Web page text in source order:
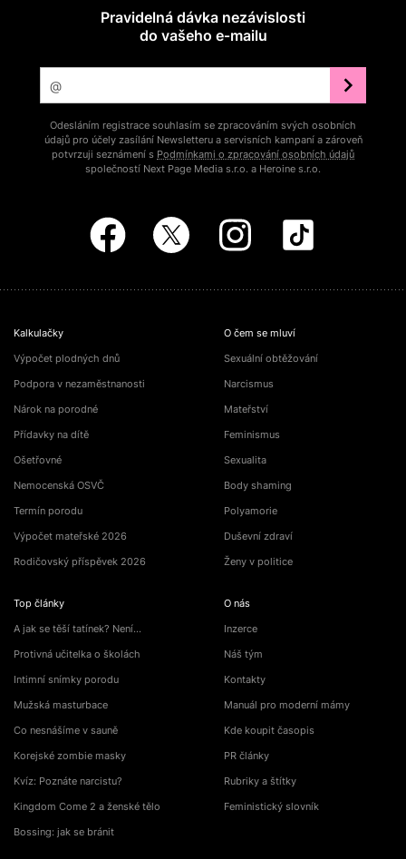
Pravidelná dávka nezávislosti
do vašeho e‑mailu
Odesláním registrace souhlasím se zpracováním svých osobních
údajů pro účely zasílání Newsletteru a servisních kampaní a zároveň
potvrzuji seznámení s Podmínkami o zpracování osobních údajů
společností Next Page Media s.r.o. a Heroine s.r.o.
Kalkulačky
Výpočet plodných dnů
Podpora v nezaměstnanosti
Nárok na porodné
Přídavky na dítě
Ošetřovné
Nemocenská OSVČ
Termín porodu
Výpočet mateřské 2026
Rodičovský příspěvek 2026
Top články
A jak se těší tatínek? Není…
Protivná učitelka o školách
Intimní snímky porodu
Mužská masturbace
Co nesnášíme v sauně
Korejské zombie masky
Kvíz: Poznáte narcistu?
Kingdom Come 2 a ženské tělo
Bossing: jak se bránit
O čem se mluví
Sexuální obtěžování
Narcismus
Mateřství
Feminismus
Sexualita
Body shaming
Polyamorie
Duševní zdraví
Ženy v politice
O nás
Inzerce
Náš tým
Kontakty
Manuál pro moderní mámy
Kde koupit časopis
PR články
Rubriky a štítky
Feministický slovník